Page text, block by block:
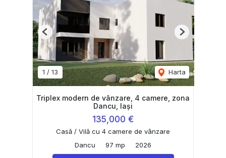
1 / 13 Harta
Previous Next
Triplex modern de vânzare, 4 camere, zona
Dancu, Iași
135,000 €
Casă / Vilă cu 4 camere de vânzare
Dancu
97 mp 2026